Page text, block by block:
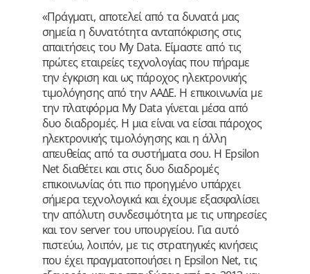
«Πράγματι, αποτελεί από τα δυνατά μας
σημεία η δυνατότητα ανταπόκρισης στις
απαιτήσεις του My Data. Είμαστε από τις
πρώτες εταιρείες τεχνολογίας που πήραμε
την έγκριση και ως πάροχος ηλεκτρονικής
τιμολόγησης από την ΑΑΔΕ. Η επικοινωνία με
την πλατφόρμα My Data γίνεται μέσα από
δυο διαδρομές. Η μια είναι να είσαι πάροχος
ηλεκτρονικής τιμολόγησης και η άλλη
απευθείας από τα συστήματα σου. Η Epsilon
Net διαθέτει και στις δυο διαδρομές
επικοινωνίας ότι πιο προηγμένο υπάρχει
σήμερα τεχνολογικά και έχουμε εξασφαλίσει
την απόλυτη συνδεσιμότητα με τις υπηρεσίες
και τον server του υπουργείου. Για αυτό
πιστεύω, λοιπόν, με τις στρατηγικές κινήσεις
που έχει πραγματοποιήσει η Epsilon Net, τις